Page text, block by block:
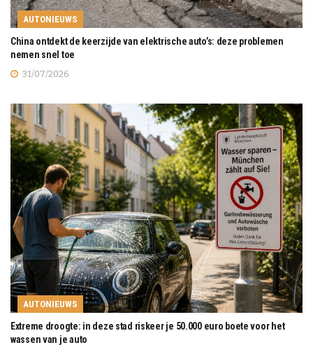
AUTONIEUWS
China ontdekt de keerzijde van elektrische auto’s: deze problemen
nemen snel toe
31/07/2026
AUTONIEUWS
Extreme droogte: in deze stad riskeer je 50.000 euro boete voor het
wassen van je auto